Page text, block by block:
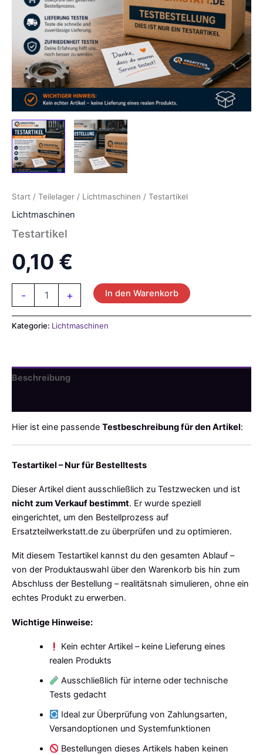
Start / Teilelager / Lichtmaschinen / Testartikel
Lichtmaschinen
Testartikel
0,10 €
- + In den Warenkorb
Kategorie: Lichtmaschinen
Beschreibung
Hier ist eine passende Testbeschreibung für den Artikel:
Testartikel – Nur für Bestelltests
Dieser Artikel dient ausschließlich zu Testzwecken und ist
nicht zum Verkauf bestimmt. Er wurde speziell
eingerichtet, um den Bestellprozess auf
Ersatzteilwerkstatt.de zu überprüfen und zu optimieren.
Mit diesem Testartikel kannst du den gesamten Ablauf –
von der Produktauswahl über den Warenkorb bis hin zum
Abschluss der Bestellung – realitätsnah simulieren, ohne ein
echtes Produkt zu erwerben.
Wichtige Hinweise:
Kein echter Artikel – keine Lieferung eines
realen Produkts
Ausschließlich für interne oder technische
Tests gedacht
Ideal zur Überprüfung von Zahlungsarten,
Versandoptionen und Systemfunktionen
Bestellungen dieses Artikels haben keinen